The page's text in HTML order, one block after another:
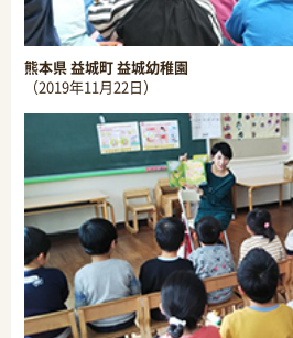
熊本県 益城町 益城幼稚園
（2019年11月22日）